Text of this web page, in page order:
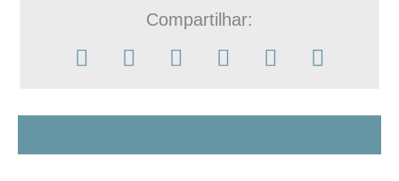
Compartilhar: